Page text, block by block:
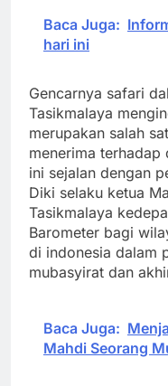
Baca Juga:
hari ini
Gencarnya safari
Tasikmalaya
merupakan salah
menerima
ini sejalan dengan
Diki selaku ketua
Tasikmalaya
Barometer bagi
di indonesia dalam
mubasyirat dan
Baca Juga:
Mahdi Seorang